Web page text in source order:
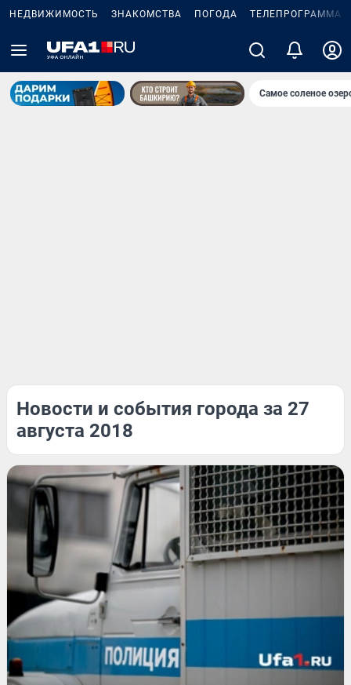
НЕДВИЖИМОСТЬ ЗНАКОМСТВА ПОГОДА ТЕЛЕПРОГРАММА
Самое соленое
Новости и события города за 27
августа 2018